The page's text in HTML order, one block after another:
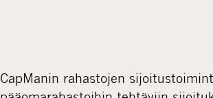
CapManin rahastojen